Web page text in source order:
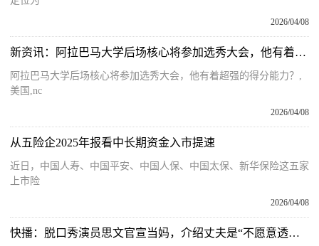
2026/04/08
新资讯：阿拉巴马大学后场核心将参加选秀大会，他有着超强的得分能力？
阿拉巴马大学后场核心将参加选秀大会，他有着超强的得分能力？,
美国,nc
2026/04/08
从五险企2025年报看中长期资金入市提速
近日，中国人寿、中国平安、中国人保、中国太保、新华保险这五家
上市险
2026/04/08
快播：脱口秀演员思文官宣当妈，介绍丈夫是“不愿意透露姓名的人很nice的普通人”